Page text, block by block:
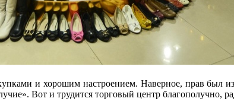
и хорошим настроением. Наверное, прав был
Вот и трудится торговый центр благополучно,